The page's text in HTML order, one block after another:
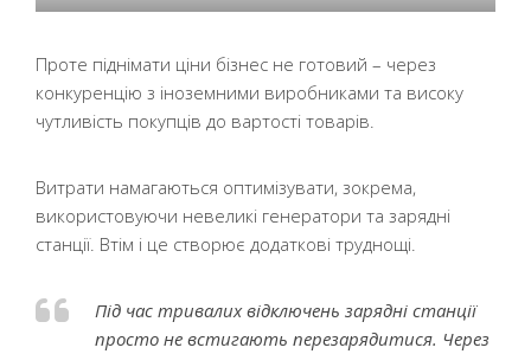
Проте піднімати ціни бізнес не готовий – через
конкуренцію з іноземними виробниками та високу
чутливість покупців до вартості товарів.
Витрати намагаються оптимізувати, зокрема,
використовуючи невеликі генератори та зарядні
станції. Втім і це створює додаткові труднощі.
Під час тривалих відключень зарядні станції
просто не встигають перезарядитися. Через